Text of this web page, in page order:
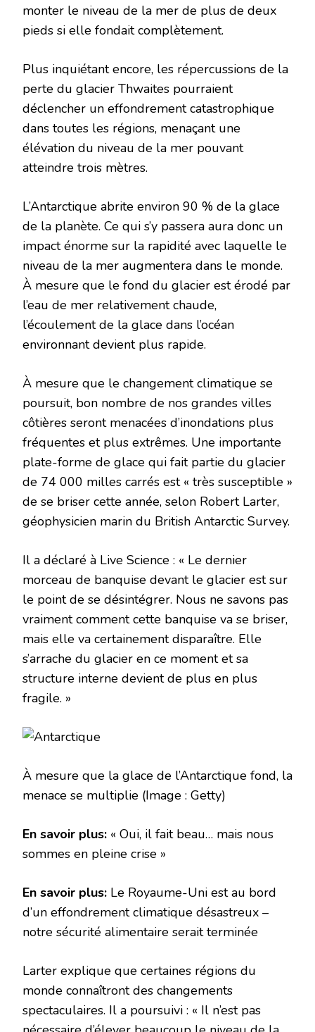
monter le niveau de la mer de plus de deux
pieds si elle fondait complètement.
Plus inquiétant encore, les répercussions de la
perte du glacier Thwaites pourraient
déclencher un effondrement catastrophique
dans toutes les régions, menaçant une
élévation du niveau de la mer pouvant
atteindre trois mètres.
L’Antarctique abrite environ 90 % de la glace
de la planète. Ce qui s’y passera aura donc un
impact énorme sur la rapidité avec laquelle le
niveau de la mer augmentera dans le monde.
À mesure que le fond du glacier est érodé par
l’eau de mer relativement chaude,
l’écoulement de la glace dans l’océan
environnant devient plus rapide.
À mesure que le changement climatique se
poursuit, bon nombre de nos grandes villes
côtières seront menacées d’inondations plus
fréquentes et plus extrêmes. Une importante
plate-forme de glace qui fait partie du glacier
de 74 000 milles carrés est « très susceptible »
de se briser cette année, selon Robert Larter,
géophysicien marin du British Antarctic Survey.
Il a déclaré à Live Science : « Le dernier
morceau de banquise devant le glacier est sur
le point de se désintégrer. Nous ne savons pas
vraiment comment cette banquise va se briser,
mais elle va certainement disparaître. Elle
s’arrache du glacier en ce moment et sa
structure interne devient de plus en plus
fragile. »
À mesure que la glace de l’Antarctique fond, la
menace se multiplie (Image : Getty)
En savoir plus: « Oui, il fait beau… mais nous
sommes en pleine crise »
En savoir plus: Le Royaume-Uni est au bord
d’un effondrement climatique désastreux –
notre sécurité alimentaire serait terminée
Larter explique que certaines régions du
monde connaîtront des changements
spectaculaires. Il a poursuivi : « Il n’est pas